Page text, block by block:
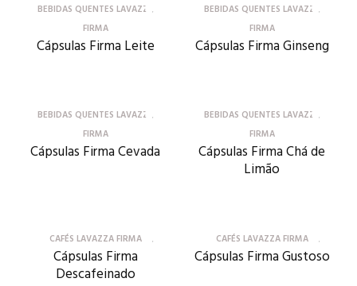
BEBIDAS QUENTES LAVAZZA
FIRMA
Cápsulas Firma Leite
BEBIDAS QUENTES LAVAZZA
FIRMA
Cápsulas Firma Ginseng
BEBIDAS QUENTES LAVAZZA
FIRMA
Cápsulas Firma Cevada
BEBIDAS QUENTES LAVAZZA
FIRMA
Cápsulas Firma Chá de
Limão
CAFÉS LAVAZZA FIRMA
Cápsulas Firma
Descafeinado
CAFÉS LAVAZZA FIRMA
Cápsulas Firma Gustoso